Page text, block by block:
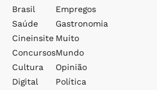
Brasil
Saúde
Cineinsite
Concursos
Cultura
Digital
Empregos
Gastronomia
Muito
Mundo
Opinião
Política